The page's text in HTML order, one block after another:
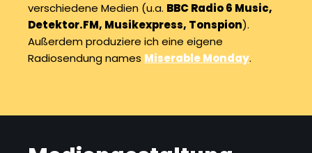
verschiedene Medien (u.a. BBC Radio 6 Music,
Detektor.FM, Musikexpress, Tonspion).
Außerdem produziere ich eine eigene
Radiosendung names Miserable Monday.